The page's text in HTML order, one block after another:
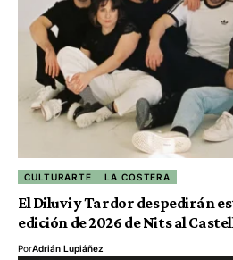
CULTURARTE LA COSTERA
El Diluvi y Tardor despedirán
edición de 2026 de Nits al
PorAdrián Lupiáñez